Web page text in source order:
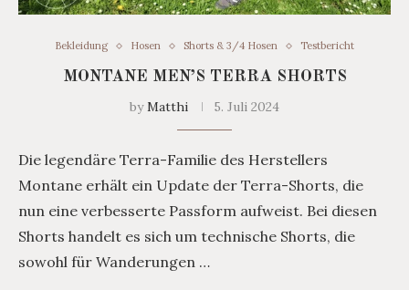
Bekleidung Hosen Shorts & 3/4 Hosen Testbericht
MONTANE MEN’S TERRA SHORTS
byMatthi 5. Juli 2024
Die legendäre Terra-Familie des Herstellers
Montane erhält ein Update der Terra-Shorts, die
nun eine verbesserte Passform aufweist. Bei diesen
Shorts handelt es sich um technische Shorts, die
sowohl für Wanderungen …